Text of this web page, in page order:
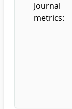
Journal
metrics: